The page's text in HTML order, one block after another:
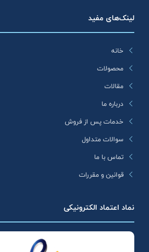
لینک‌های مفید
خانه
محصولات
مقالات
درباره ما
خدمات پس از فروش
سوالات متداول
تماس با ما
قوانین و مقررات
نماد اعتماد الکترونیکی